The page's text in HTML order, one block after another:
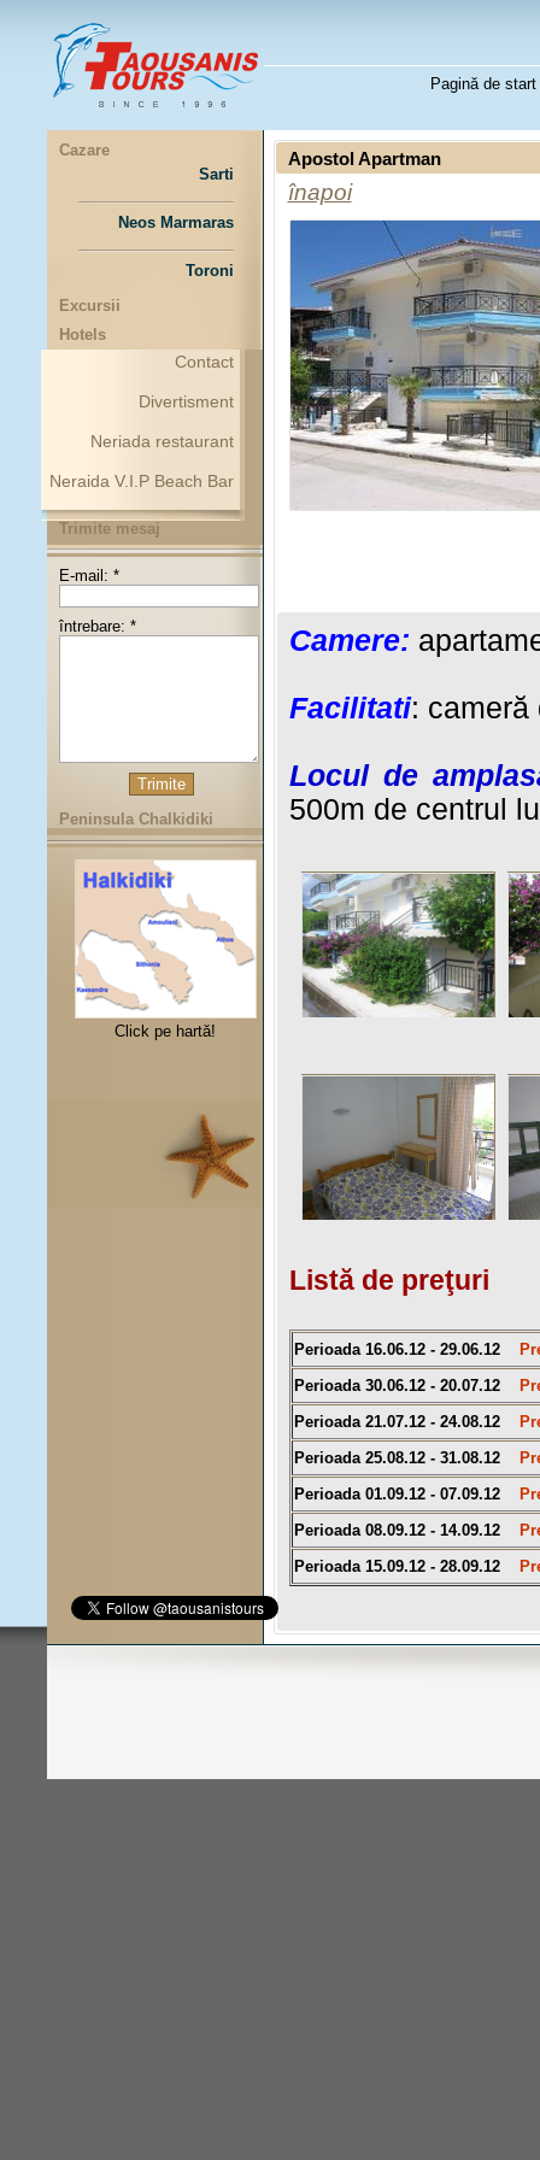
Pagină de start
Cazare
Sarti
Neos Marmaras
Toroni
Excursii
Hotels
Contact
Divertisment
Neriada restaurant
Neraida V.I.P Beach Bar
Trimite mesaj
E-mail: *
întrebare: *
Peninsula Chalkidiki
Click pe hartă!
Apostol Apartman
înapoi
Camere:
Facilitati: cameră
Locul de
500m de centrul
Listă de preţuri
Perioada 16.06.12 - 29.06.12
Perioada 30.06.12 - 20.07.12
Perioada 21.07.12 - 24.08.12
Perioada 25.08.12 - 31.08.12
Perioada 01.09.12 - 07.09.12
Perioada 08.09.12 - 14.09.12
Perioada 15.09.12 - 28.09.12